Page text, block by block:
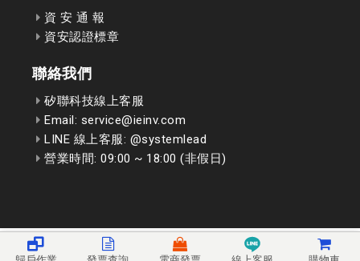
資 安 通 報
資安認證標章
聯絡我們
矽聯科技線上客服
Email: service@ieinv.com
LINE 線上客服: @systemlead
營業時間: 09:00 ~ 18:00 (非假日)